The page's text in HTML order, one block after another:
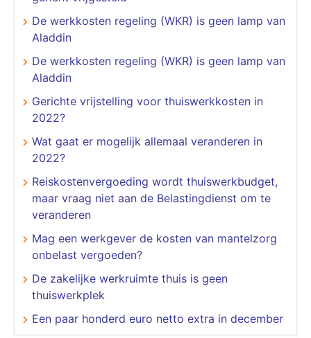
De werkkosten regeling (WKR) is geen lamp van
Aladdin
De werkkosten regeling (WKR) is geen lamp van
Aladdin
Gerichte vrijstelling voor thuiswerkkosten in
2022?
Wat gaat er mogelijk allemaal veranderen in
2022?
Reiskostenvergoeding wordt thuiswerkbudget,
maar vraag niet aan de Belastingdienst om te
veranderen
Mag een werkgever de kosten van mantelzorg
onbelast vergoeden?
De zakelijke werkruimte thuis is geen
thuiswerkplek
Een paar honderd euro netto extra in december